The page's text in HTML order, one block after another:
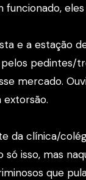
funcionado,
e a estação
pedintes/
mercado.
extorsão.
da clínica/
só isso, mas
que